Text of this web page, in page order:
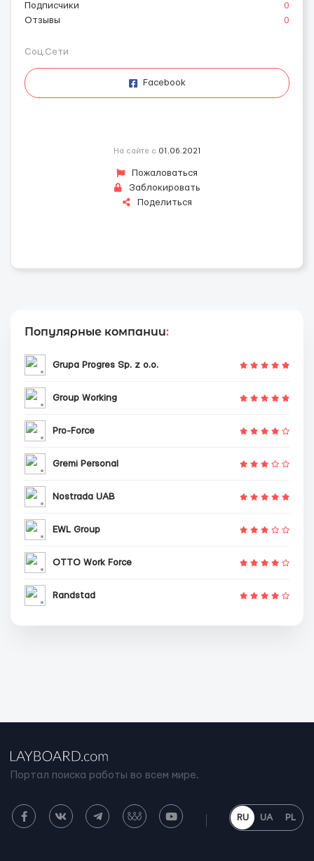
Подписчики
0
Отзывы
0
Соц.Сети
Facebook
На сайте с 01.06.2021
Пожаловаться
Заблокировать
Поделиться
Популярные компании:
Grupa Progres Sp. z o.o.
Group Working
Pro-Force
Gremi Personal
Nostrada UAB
EWL Group
OTTO Work Force
Randstad
Портал поиска работы во всем мире.
RU UA PL